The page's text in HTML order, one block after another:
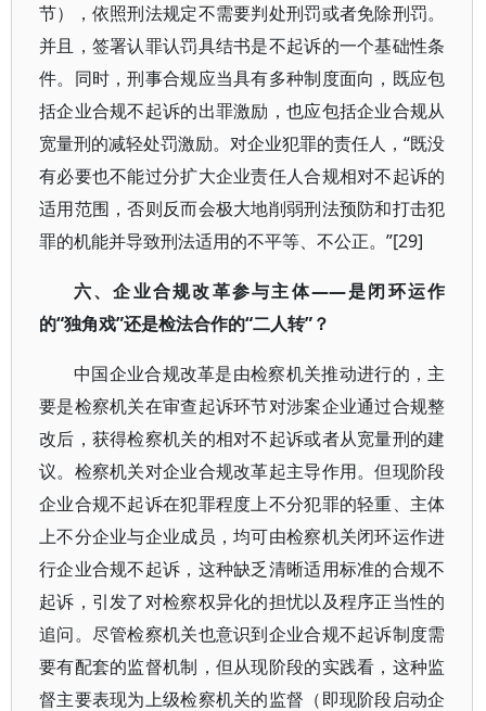
节），依照刑法规定不需要判处刑罚或者免除刑罚。
并且，签署认罪认罚具结书是不起诉的一个基础性条
件。同时，刑事合规应当具有多种制度面向，既应包
括企业合规不起诉的出罪激励，也应包括企业合规从
宽量刑的减轻处罚激励。对企业犯罪的责任人，“既没
有必要也不能过分扩大企业责任人合规相对不起诉的
适用范围，否则反而会极大地削弱刑法预防和打击犯
罪的机能并导致刑法适用的不平等、不公正。”[29]
六、企业合规改革参与主体——是闭环运作
的“独角戏”还是检法合作的“二人转”？
中国企业合规改革是由检察机关推动进行的，主
要是检察机关在审查起诉环节对涉案企业通过合规整
改后，获得检察机关的相对不起诉或者从宽量刑的建
议。检察机关对企业合规改革起主导作用。但现阶段
企业合规不起诉在犯罪程度上不分犯罪的轻重、主体
上不分企业与企业成员，均可由检察机关闭环运作进
行企业合规不起诉，这种缺乏清晰适用标准的合规不
起诉，引发了对检察权异化的担忧以及程序正当性的
追问。尽管检察机关也意识到企业合规不起诉制度需
要有配套的监督机制，但从现阶段的实践看，这种监
督主要表现为上级检察机关的监督（即现阶段启动企